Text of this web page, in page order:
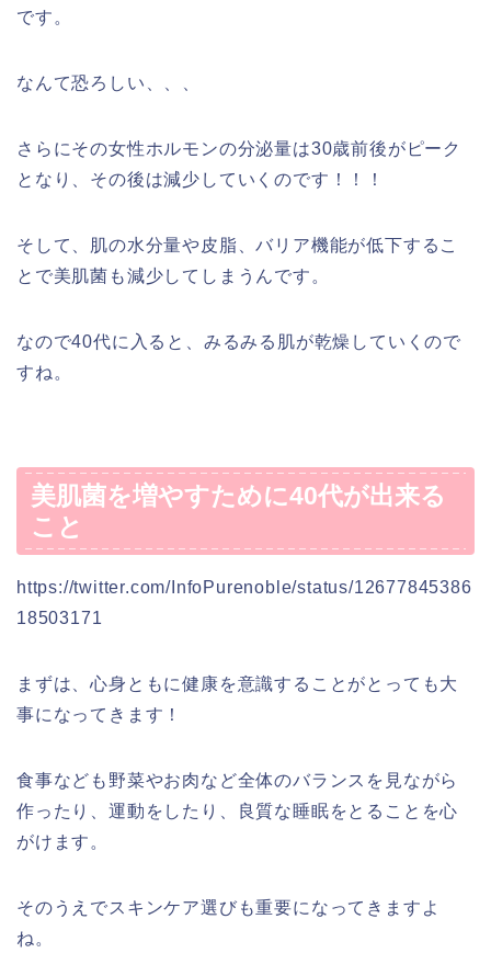
です。
なんて恐ろしい、、、
さらにその女性ホルモンの分泌量は30歳前後がピーク
となり、その後は減少していくのです！！！
そして、肌の水分量や皮脂、バリア機能が低下するこ
とで美肌菌も減少してしまうんです。
なので40代に入ると、みるみる肌が乾燥していくので
すね。
美肌菌を増やすために40代が出来る
こと
https://twitter.com/InfoPurenoble/status/12677845386
18503171
まずは、心身ともに健康を意識することがとっても大
事になってきます！
食事なども野菜やお肉など全体のバランスを見ながら
作ったり、運動をしたり、良質な睡眠をとることを心
がけます。
そのうえでスキンケア選びも重要になってきますよ
ね。